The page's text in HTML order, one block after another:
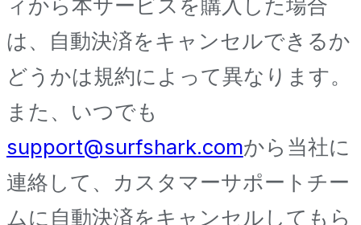
は、自動決済をキャンセルできるか
どうかは規約によって異なります。
また、いつでも
support@surfshark.comから当社に
連絡して、カスタマーサポートチー
ムに自動決済をキャンセルしてもら